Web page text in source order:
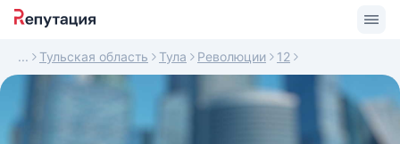
Тульская область Тула Революции 12